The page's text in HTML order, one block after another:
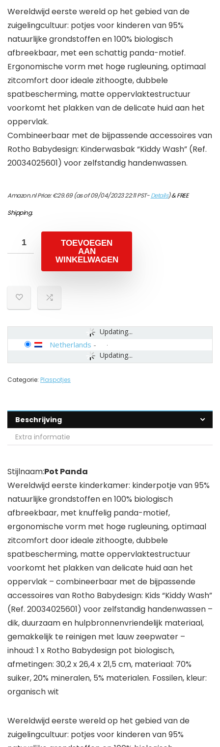
Wereldwijd eerste wereld op het gebied van de
zuigelingcultuur: potjes voor kinderen van 95%
natuurlijke grondstoffen en 100% biologisch
afbreekbaar, met een schattig panda-motief.
Ergonomische vorm met hoge rugleuning, optimaal
zitcomfort door ideale zithoogte, dubbele
spatbescherming, matte oppervlaktestructuur
voorkomt het plakken van de delicate huid aan het
oppervlak.
Combineerbaar met de bijpassende accessoires van
Rotho Babydesign: Kinderwasbak “Kiddy Wash” (Ref.
20034025601) voor zelfstandig handenwassen.
Amazon.nl Price:€29.69(as of 09/04/2023 22:11 PST-Details)&FREE
Shipping.
TOEVOEGEN
AAN
WINKELWAGEN
Updating...
Updating...
Netherlands -
Categorie: Plaspotjes
Beschrijving
Extra informatie
Stijlnaam:Pot Panda
Wereldwijd eerste kinderkamer: kinderpotje van 95%
natuurlijke grondstoffen en 100% biologisch
afbreekbaar, met knuffelig panda-motief,
ergonomische vorm met hoge rugleuning, optimaal
zitcomfort door ideale zithoogte, dubbele
spatbescherming, matte oppervlaktestructuur
voorkomt het plakken van delicate huid aan het
oppervlak – combineerbaar met de bijpassende
accessoires van Rotho Babydesign: Kids “Kiddy Wash”
(Ref. 20034025601) voor zelfstandig handenwassen –
dik, duurzaam en hulpbronnenvriendelijk materiaal,
gemakkelijk te reinigen met lauw zeepwater –
inhoud: 1 x Rotho Babydesign pot biologisch,
afmetingen: 30,2 x 26,4 x 21,5 cm, materiaal: 70%
suiker, 20% mineralen, 5% materialen. Fossilen, kleur:
organisch wit
Wereldwijd eerste wereld op het gebied van de
zuigelingcultuur: potjes voor kinderen van 95%